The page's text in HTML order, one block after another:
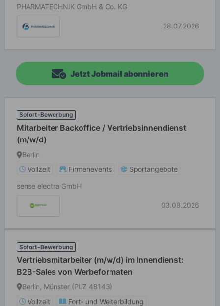
PHARMATECHNIK GmbH & Co. KG
28.07.2026
Jetzt Jobmail abonnieren
Sofort-Bewerbung
Mitarbeiter Backoffice / Vertriebsinnendienst
(m/w/d)
Berlin
Vollzeit
Firmenevents
Sportangebote
sense electra GmbH
03.08.2026
Sofort-Bewerbung
Vertriebsmitarbeiter (m/w/d) im Innendienst:
B2B-Sales von Werbeformaten
Berlin, Münster (PLZ 48143)
Vollzeit
Fort- und Weiterbildung